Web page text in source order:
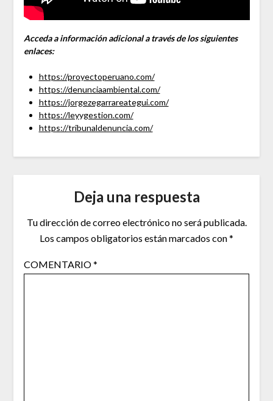
Acceda a información adicional a través de los siguientes
enlaces:
https://proyectoperuano.com/
https://denunciaambiental.com/
https://jorgezegarrareategui.com/
https://leyygestion.com/
https://tribunaldenuncia.com/
Deja una respuesta
Tu dirección de correo electrónico no será publicada.
Los campos obligatorios están marcados con*
COMENTARIO*